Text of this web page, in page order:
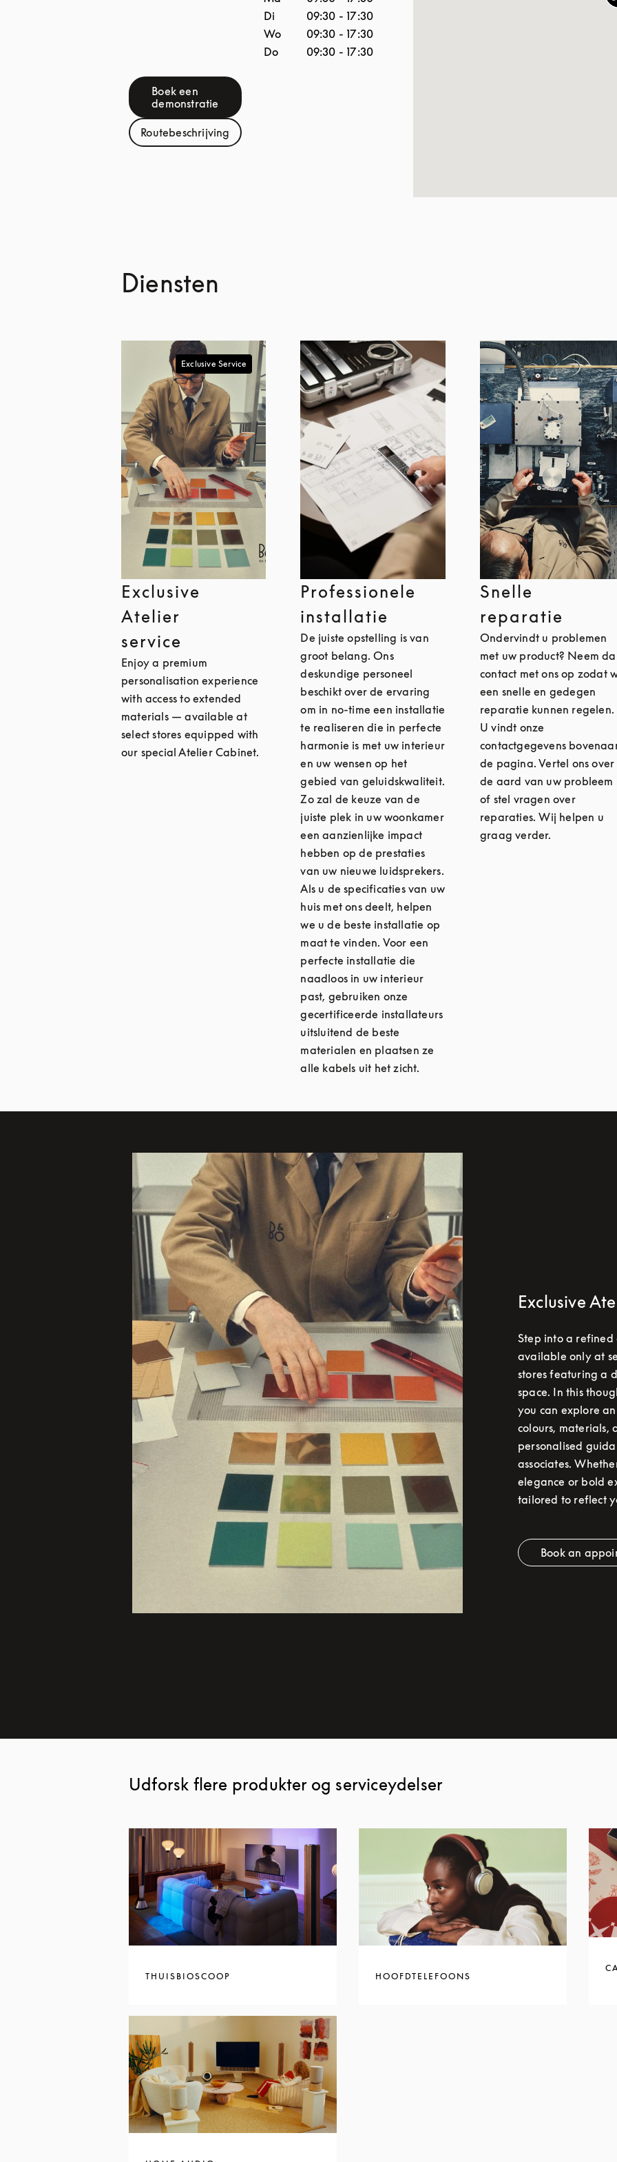
Boek een
demonstratieLink Opens in New Tab
RoutebeschrijvingLink Opens in New Tab
Di
09:30 - 17:30
Wo
09:30 - 17:30
Do
09:30 - 17:30
Diensten
Exclusive Service
Exclusive
Atelier
service
Enjoy a premium
personalisation experience
with access to extended
materials — available at
select stores equipped with
our special Atelier Cabinet.
Professionele
installatie
De juiste opstelling is van
groot belang. Ons
deskundige personeel
beschikt over de ervaring
om in no-time een installatie
te realiseren die in perfecte
harmonie is met uw interieur
en uw wensen op het
gebied van geluidskwaliteit.
Zo zal de keuze van de
juiste plek in uw woonkamer
een aanzienlijke impact
hebben op de prestaties
van uw nieuwe luidsprekers.
Als u de specificaties van uw
huis met ons deelt, helpen
we u de beste installatie op
maat te vinden. Voor een
perfecte installatie die
naadloos in uw interieur
past, gebruiken onze
gecertificeerde installateurs
uitsluitend de beste
materialen en plaatsen ze
alle kabels uit het zicht.
Snelle
reparatie
Ondervindt u problemen
met uw product? Neem
contact met ons op zodat
een snelle en gedegen
reparatie kunnen regelen.
U vindt onze
contactgegevens
de pagina. Vertel ons over
de aard van uw probleem
of stel vragen over
reparaties. Wij helpen u
graag verder.
Afbeelding van evenement
Exclusive
Step into a refined
available only at
stores featuring a
space. In this
you can explore
colours, materials,
personalised
associates.
elegance or bold
tailored to reflect
Book an Link
Udforsk flere produkter og serviceydelser
THUISBIOSCOOP HOOFDTELEFOONS